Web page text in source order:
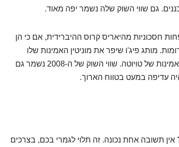
גם שווי השוק שלה נשמר יפה מאוד.
הבנזין של הפיג'ו 2008 פחות חסכוניות מהיאריס קרוס ההיברידית, אם כי הן
מותג פיג'ו שיפר את מוניטין האמינות שלו
בשנים האחרונות, אך עדיין לא נהנה מהילת האמינות של טויוטה. שווי השוק של ה-2008 נשמר גם
עדיפה במעט בטווח הארוך.
אין תשובה אחת נכונה. זה תלוי לגמרי בכם, בצרכים